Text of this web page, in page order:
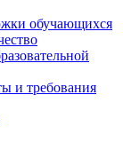
обучающихся
и требования